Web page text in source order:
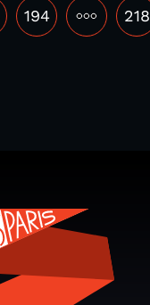
194 ••• 218